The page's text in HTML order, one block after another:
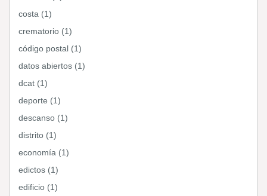
costa (1)
crematorio (1)
código postal (1)
datos abiertos (1)
dcat (1)
deporte (1)
descanso (1)
distrito (1)
economía (1)
edictos (1)
edificio (1)